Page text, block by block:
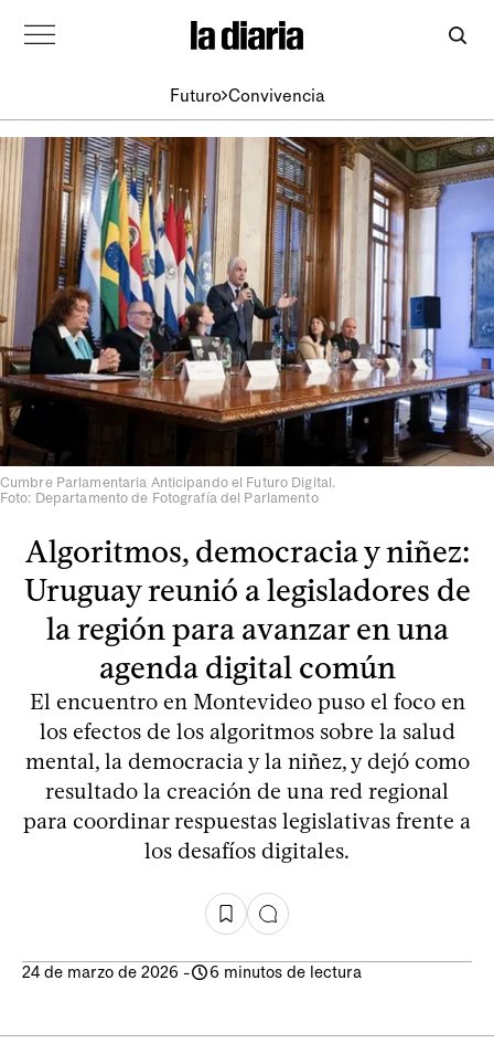
Futuro Convivencia
Cumbre Parlamentaria Anticipando el Futuro Digital.
Foto: Departamento de Fotografía del Parlamento
Algoritmos, democracia y niñez:
Uruguay reunió a legisladores de
la región para avanzar en una
agenda digital común
El encuentro en Montevideo puso el foco en
los efectos de los algoritmos sobre la salud
mental, la democracia y la niñez, y dejó como
resultado la creación de una red regional
para coordinar respuestas legislativas frente a
los desafíos digitales.
24 de marzo de 2026 - 6 minutos de lectura